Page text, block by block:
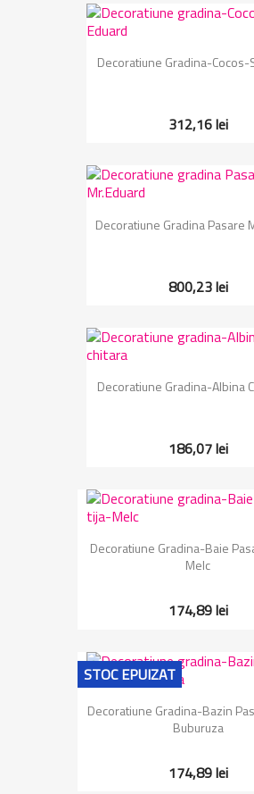
Vizualizare
Decoratiune Gradina-Cocos-
312,16 lei
Vizualizare
Decoratiune Gradina Pasare
800,23 lei
Vizualizare
Decoratiune Gradina-Albina
186,07 lei
 Vizualizare
Decoratiune Gradina-Baie
Melc
174,89 lei
 Vizualizare
Decoratiune Gradina-Bazin
Buburuza
174,89 lei
STOC EPUIZAT